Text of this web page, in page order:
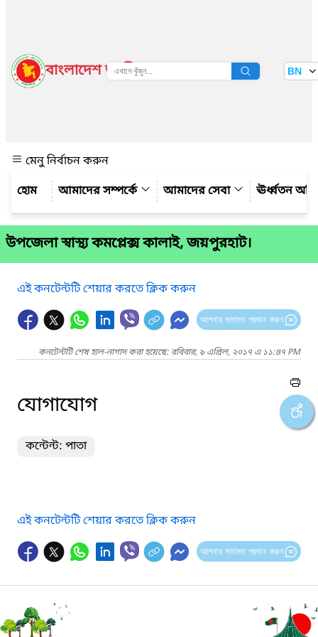
বাংলাদেশ জাতীয় তথ্য বাতায়ন BN
মেনু নির্বাচন করুন
আমাদের সম্পর্কে
আমাদের সেবা ঊর্ধ্বতন
উপজেলা স্বাস্থ্য কমপ্লেক্স কালাই, জয়পুরহাট।
এই কনটেন্টটি শেয়ার করতে ক্লিক করুন
আপনার মতামত প্রদান করুন
কনটেন্টটি শেষ হাল-নাগাদ করা হয়েছে: রবিবার, ৯ এপ্রিল, ২০১৭ এ ১১:৪৭ PM
যোগাযোগ
কন্টেন্ট: পাতা
এই কনটেন্টটি শেয়ার করতে ক্লিক করুন
আপনার মতামত প্রদান করুন